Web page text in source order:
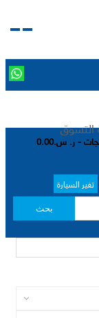
التسوق
تغير السيارة
بحث